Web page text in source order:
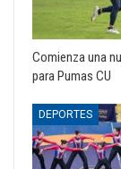
Comienza una
para Pumas CU
DEPORTES